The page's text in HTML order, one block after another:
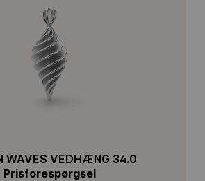
WAVES VEDHÆNG 34.0
Prisforespørgsel